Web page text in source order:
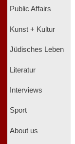
Public Affairs
Kunst + Kultur
Jüdisches Leben
Literatur
Interviews
Sport
About us